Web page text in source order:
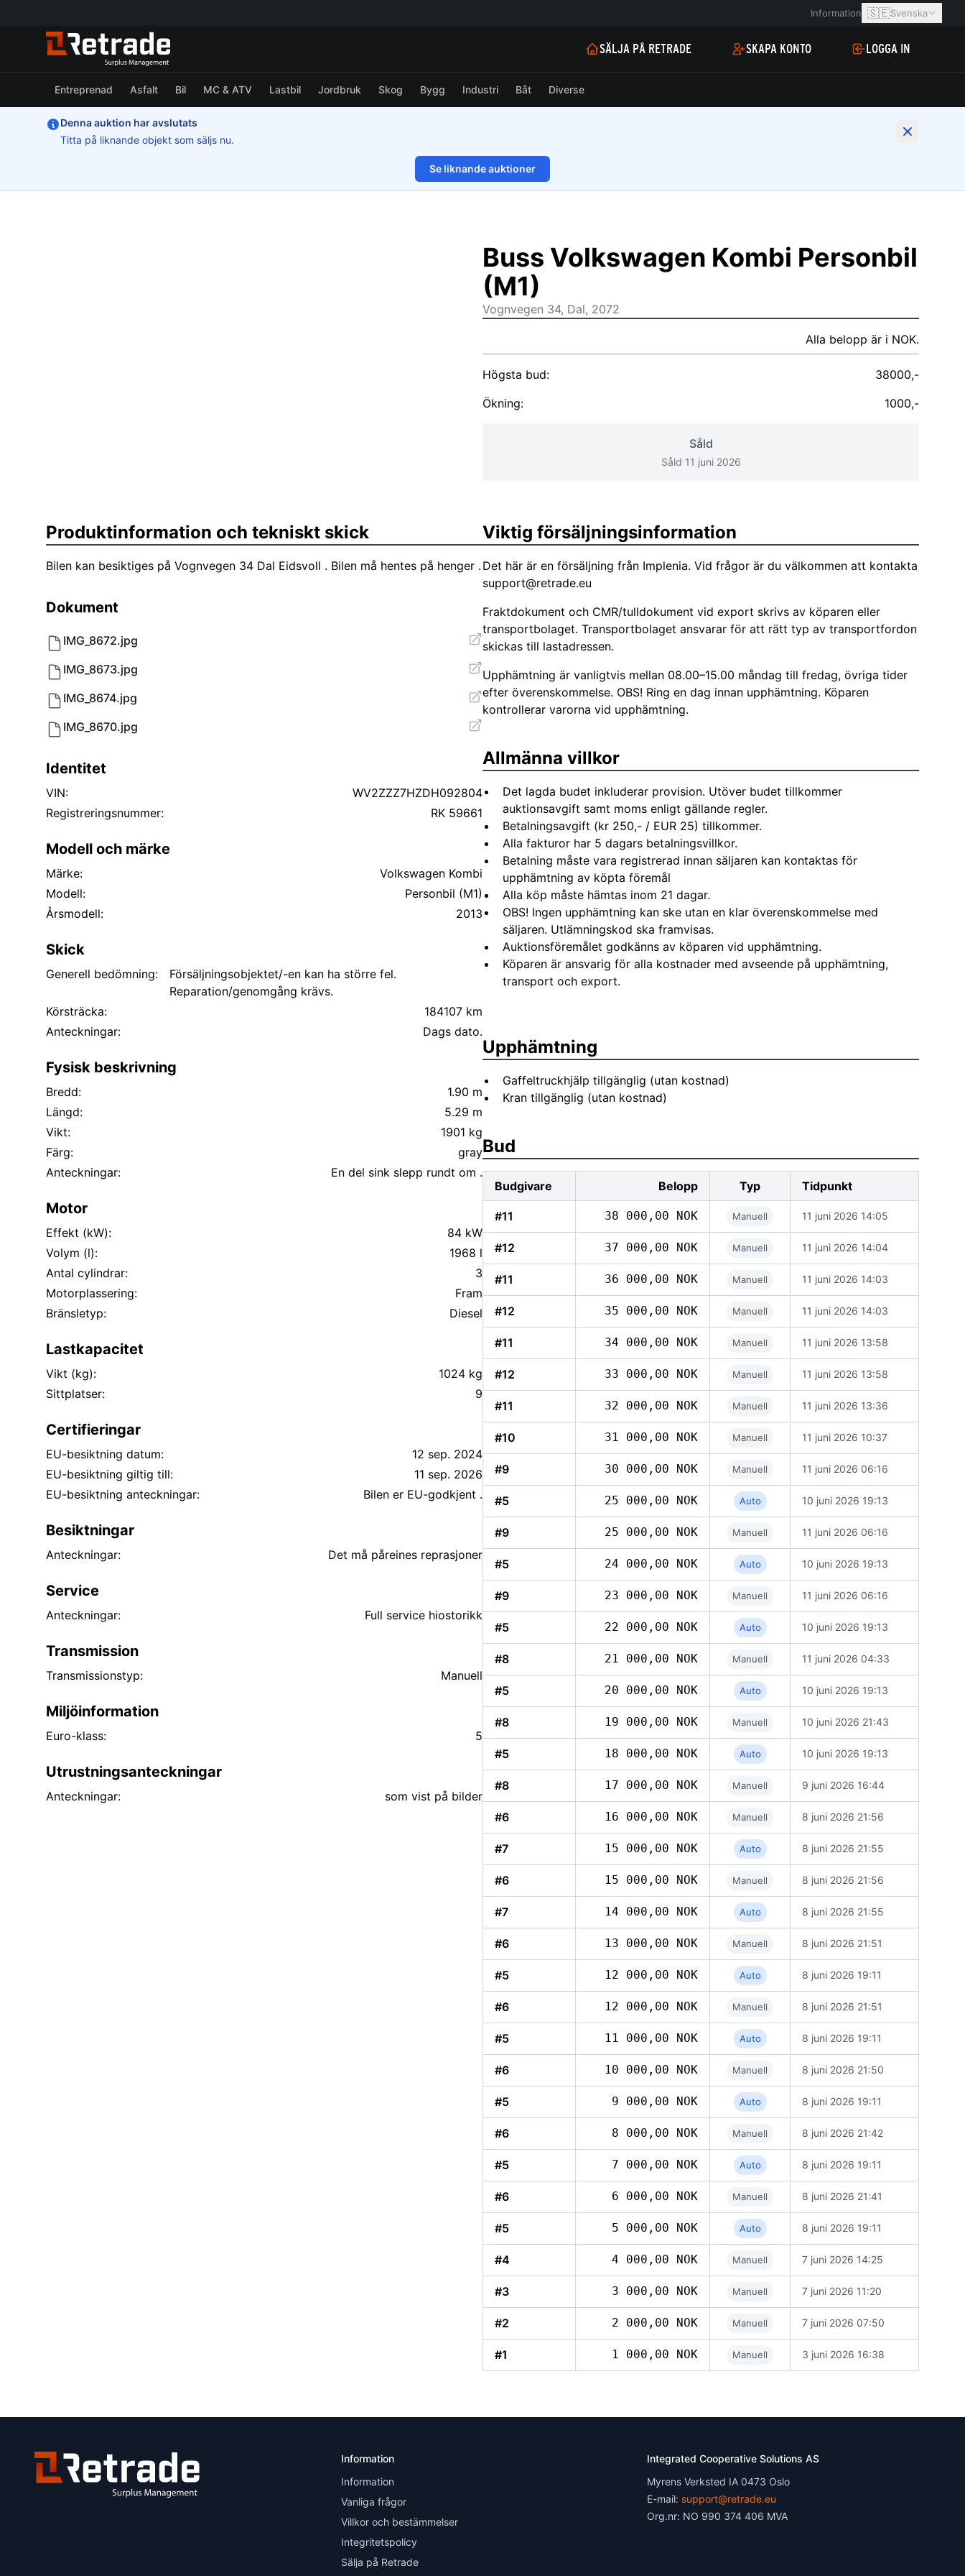
Information 🇸🇪Svenska
SÄLJA PÅ RETRADE SKAPA KONTO LOGGA IN
Entreprenad Asfalt Bil MC & ATV Lastbil Jordbruk Skog Bygg Industri Båt Diverse
Denna auktion har avslutats
Titta på liknande objekt som säljs nu.
Se liknande auktioner
1/17
Buss Volkswagen Kombi Personbil
(M1)
Vognvegen 34, Dal, 2072
Alla belopp är i NOK.
Högsta bud:
38000,-
Ökning:
1000,-
Såld
Såld 11 juni 2026
Produktinformation och tekniskt skick
Bilen kan besiktiges på Vognvegen 34 Dal Eidsvoll . Bilen må hentes på henger .
Dokument
IMG_8672.jpg
IMG_8673.jpg
IMG_8674.jpg
IMG_8670.jpg
Identitet
VIN:
WV2ZZZ7HZDH092804
Registreringsnummer:
RK 59661
Modell och märke
Märke:
Volkswagen Kombi
Modell:
Personbil (M1)
Årsmodell:
2013
Skick
Generell bedömning:
Försäljningsobjektet/-en kan ha större fel.
Reparation/genomgång krävs.
Körsträcka:
184107 km
Anteckningar:
Dags dato.
Fysisk beskrivning
Bredd:
1.90 m
Längd:
5.29 m
Vikt:
1901 kg
Färg:
gray
Anteckningar:
En del sink slepp rundt om .
Motor
Effekt (kW):
84 kW
Volym (l):
1968 l
Antal cylindrar:
3
Motorplassering:
Fram
Bränsletyp:
Diesel
Lastkapacitet
Vikt (kg):
1024 kg
Sittplatser:
9
Certifieringar
EU-besiktning datum:
12 sep. 2024
EU-besiktning giltig till:
11 sep. 2026
EU-besiktning anteckningar:
Besiktningar
Anteckningar: Det må påreines reprasjoner
Service
Anteckningar: Full service hiostorikk
Transmission
Transmissionstyp: Manuell
Miljöinformation
Euro-klass: 5
Utrustningsanteckningar
Anteckningar: som vist på bilder
Viktig försäljningsinformation
Det här är en försäljning från Implenia. Vid frågor är du välkommen att kontakta
support@retrade.eu
Fraktdokument och CMR/tulldokument vid export skrivs av köparen eller
transportbolaget. Transportbolaget ansvarar för att rätt typ av transportfordon
skickas till lastadressen.
Upphämtning är vanligtvis mellan 08.00–15.00 måndag till fredag, övriga tider
efter överenskommelse. OBS! Ring en dag innan upphämtning. Köparen
kontrollerar varorna vid upphämtning.
Allmänna villkor
Det lagda budet inkluderar provision. Utöver budet tillkommer
auktionsavgift samt moms enligt gällande regler.
Betalningsavgift (kr 250,- / EUR 25) tillkommer.
Alla fakturor har 5 dagars betalningsvillkor.
Betalning måste vara registrerad innan säljaren kan kontaktas för
upphämtning av köpta föremål
Alla köp måste hämtas inom 21 dagar.
OBS! Ingen upphämtning kan ske utan en klar överenskommelse med
säljaren. Utlämningskod ska framvisas.
Auktionsföremålet godkänns av köparen vid upphämtning.
Köparen är ansvarig för alla kostnader med avseende på upphämtning,
transport och export.
Upphämtning
Gaffeltruckhjälp tillgänglig (utan kostnad)
Kran tillgänglig (utan kostnad)
Bud
Budgivare Belopp Typ Tidpunkt
#11 38 000,00 NOK Manuell 11 juni 2026 14:05
#12 37 000,00 NOK Manuell 11 juni 2026 14:04
#11 36 000,00 NOK Manuell 11 juni 2026 14:03
#12 35 000,00 NOK Manuell 11 juni 2026 14:03
#11 34 000,00 NOK Manuell 11 juni 2026 13:58
#12 33 000,00 NOK Manuell 11 juni 2026 13:58
#11 32 000,00 NOK Manuell 11 juni 2026 13:36
#10 31 000,00 NOK Manuell 11 juni 2026 10:37
#9 30 000,00 NOK Manuell 11 juni 2026 06:16
#5 25 000,00 NOK Auto 10 juni 2026 19:13
#9 25 000,00 NOK Manuell 11 juni 2026 06:16
#5 24 000,00 NOK Auto 10 juni 2026 19:13
#9 23 000,00 NOK Manuell 11 juni 2026 06:16
#5 22 000,00 NOK Auto 10 juni 2026 19:13
#8 21 000,00 NOK Manuell 11 juni 2026 04:33
#5 20 000,00 NOK Auto 10 juni 2026 19:13
#8 19 000,00 NOK Manuell 10 juni 2026 21:43
#5 18 000,00 NOK Auto 10 juni 2026 19:13
#8 17 000,00 NOK Manuell 9 juni 2026 16:44
#6 16 000,00 NOK Manuell 8 juni 2026 21:56
#7 15 000,00 NOK Auto 8 juni 2026 21:55
#6 15 000,00 NOK Manuell 8 juni 2026 21:56
#7 14 000,00 NOK Auto 8 juni 2026 21:55
#6 13 000,00 NOK Manuell 8 juni 2026 21:51
#5 12 000,00 NOK Auto 8 juni 2026 19:11
#6 12 000,00 NOK Manuell 8 juni 2026 21:51
#5 11 000,00 NOK Auto 8 juni 2026 19:11
#6 10 000,00 NOK Manuell 8 juni 2026 21:50
#5 9 000,00 NOK Auto 8 juni 2026 19:11
#6 8 000,00 NOK Manuell 8 juni 2026 21:42
#5 7 000,00 NOK Auto 8 juni 2026 19:11
#6 6 000,00 NOK Manuell 8 juni 2026 21:41
#5 5 000,00 NOK Auto 8 juni 2026 19:11
#4 4 000,00 NOK Manuell 7 juni 2026 14:25
#3 3 000,00 NOK Manuell 7 juni 2026 11:20
#2 2 000,00 NOK Manuell 7 juni 2026 07:50
#1 1 000,00 NOK Manuell 3 juni 2026 16:38
Information
Information
Vanliga frågor
Villkor och bestämmelser
Integritetspolicy
Sälja på Retrade
Integrated Cooperative Solutions AS
Myrens Verksted IA 0473 Oslo
E-mail: support@retrade.eu
Org.nr: NO 990 374 406 MVA